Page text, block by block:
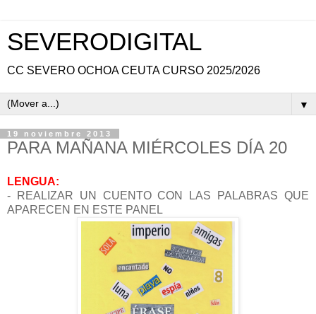
SEVERODIGITAL
CC SEVERO OCHOA CEUTA CURSO 2025/2026
▼
19 noviembre 2013
PARA MAÑANA MIÉRCOLES DÍA 20
LENGUA:
- REALIZAR UN CUENTO CON LAS PALABRAS QUE
APARECEN EN ESTE PANEL